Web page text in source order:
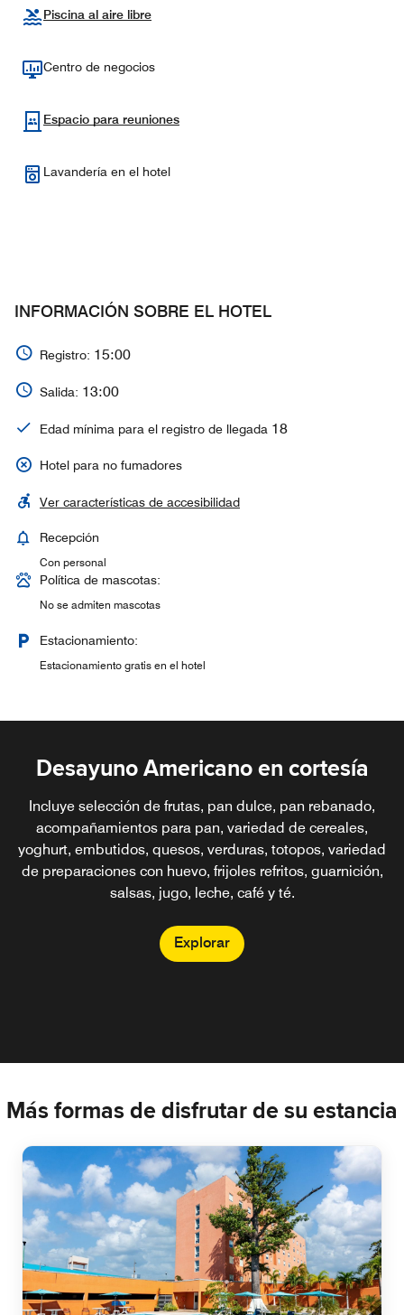
Piscina al aire libre
Centro de negocios
Espacio para reuniones
Lavandería en el hotel
INFORMACIÓN SOBRE EL HOTEL
Registro: 15:00
Salida: 13:00
Edad mínima para el registro de llegada 18
Hotel para no fumadores
Ver características de accesibilidad
Recepción
Con personal
Política de mascotas:
No se admiten mascotas
Estacionamiento:
Estacionamiento gratis en el hotel
Desayuno Americano en cortesía
Incluye selección de frutas, pan dulce, pan rebanado,
acompañamientos para pan, variedad de cereales,
yoghurt, embutidos, quesos, verduras, totopos, variedad
de preparaciones con huevo, frijoles refritos, guarnición,
salsas, jugo, leche, café y té.
Explorar
Más formas de disfrutar de su estancia